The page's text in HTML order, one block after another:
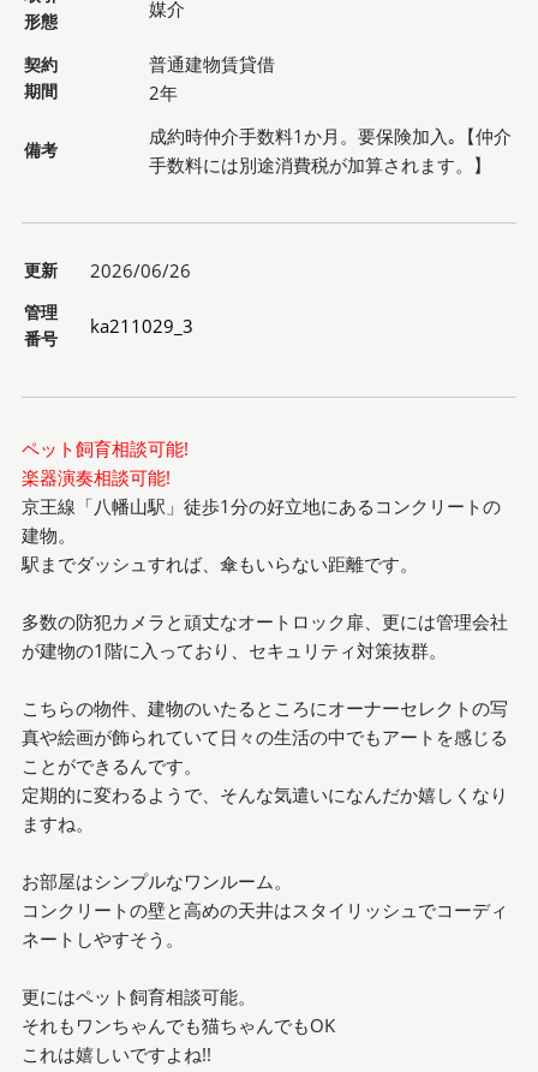
形態
媒介
契約
期間
普通建物賃貸借
2年
備考
成約時仲介手数料1か月。要保険加入｡【仲介
手数料には別途消費税が加算されます。】
更新 2026/06/26
管理
番号
ka211029_3
ペット飼育相談可能!
楽器演奏相談可能!
京王線「八幡山駅」徒歩1分の好立地にあるコンクリートの
建物。
駅までダッシュすれば、傘もいらない距離です。
多数の防犯カメラと頑丈なオートロック扉、更には管理会社
が建物の1階に入っており、セキュリティ対策抜群。
こちらの物件、建物のいたるところにオーナーセレクトの写
真や絵画が飾られていて日々の生活の中でもアートを感じる
ことができるんです。
定期的に変わるようで、そんな気遣いになんだか嬉しくなり
ますね。
お部屋はシンプルなワンルーム。
コンクリートの壁と高めの天井はスタイリッシュでコーディ
ネートしやすそう。
更にはペット飼育相談可能。
それもワンちゃんでも猫ちゃんでもOK
これは嬉しいですよね!!